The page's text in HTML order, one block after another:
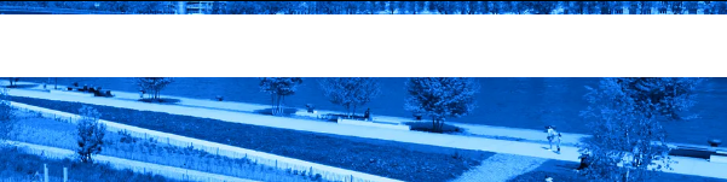
tunnel de la Grand'Mare du 8 au 12 juin 2026